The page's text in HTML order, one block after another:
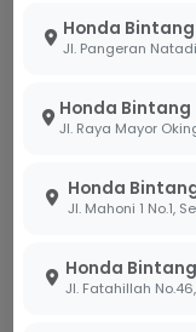
Honda
Honda Bintang
Honda
Honda
cukup untuk
Tips
Tetap
penggunaan
memperhatikan
memastikan
tetap optimal